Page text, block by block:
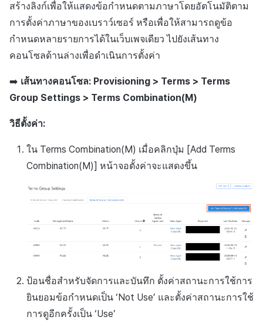
สร้างลิงก์เพื่อให้แสดงข้อกำหนดตามภาษาโดยอัตโนมัติตาม
การตั้งค่าภาษาของเบราว์เซอร์ หรือเพื่อให้สามารถดูข้อ
กำหนดหลายรายการได้ในเว็บเพจเดียว ไปยังเส้นทาง
คอนโซลด้านล่างเพื่อดำเนินการตั้งค่า
➡️ เส้นทางคอนโซล: Provisioning > Terms > Terms
Group Settings > Terms Combination(M)
วิธีตั้งค่า:
ใน Terms Combination(M) เมื่อคลิกปุ่ม [Add Terms
Combination(M)] หน้าจอตั้งค่าจะแสดงขึ้น
ป้อนชื่อสำหรับจัดการและบันทึก ตั้งค่าสถานะการใช้การ
ยินยอมข้อกำหนดเป็น ‘Not Use’ และตั้งค่าสถานะการใช้
การดูอีกครั้งเป็น ‘Use’